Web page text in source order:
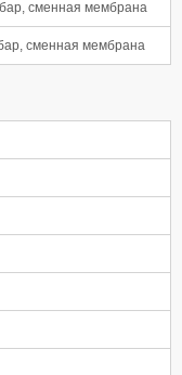
сменная мембрана
сменная мембрана